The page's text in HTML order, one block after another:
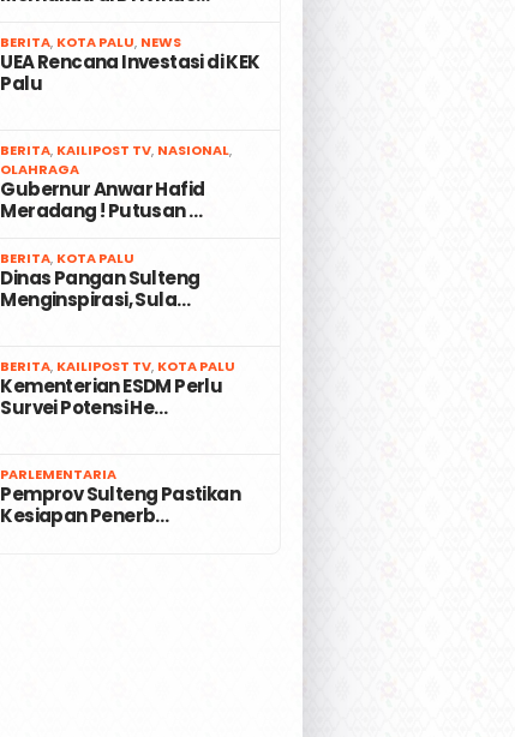
BERITA, KOTA PALU, NEWS
UEA Rencana Investasi di KEK
Palu
BERITA, KAILIPOST TV, NASIONAL,
OLAHRAGA
Gubernur Anwar Hafid
Meradang ! Putusan …
BERITA, KOTA PALU
Dinas Pangan Sulteng
Menginspirasi, Sula…
BERITA, KAILIPOST TV, KOTA PALU
Kementerian ESDM Perlu
Survei Potensi He…
PARLEMENTARIA
Pemprov Sulteng Pastikan
Kesiapan Penerb…